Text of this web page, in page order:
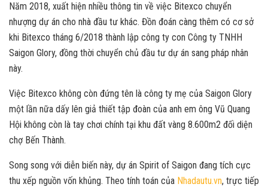
Năm 2018, xuất hiện nhiều thông tin về việc Bitexco chuyển
nhượng dự án cho nhà đầu tư khác. Đồn đoán càng thêm có cơ sở
khi Bitexco tháng 6/2018 thành lập công ty con Công ty TNHH
Saigon Glory, đồng thời chuyển chủ đầu tư dự án sang pháp nhân
này.
Việc Bitexco không còn đứng tên là công ty mẹ của Saigon Glory
một lần nữa dấy lên giả thiết tập đoàn của anh em ông Vũ Quang
Hội không còn là tay chơi chính tại khu đất vàng 8.600m2 đối diện
chợ Bến Thành.
Song song với diễn biến này, dự án Spirit of Saigon đang tích cực
thu xếp nguồn vốn khủng. Theo tính toán của Nhadautu.vn, trực tiếp